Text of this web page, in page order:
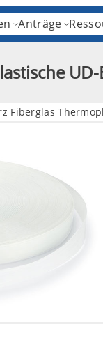
Anträge
Fiberglas